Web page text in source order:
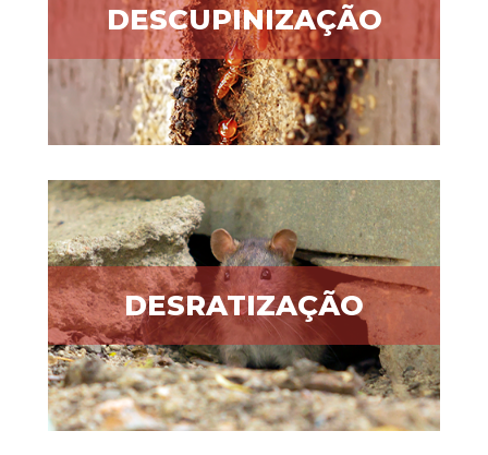
DESCUPINIZAÇÃO
DESRATIZAÇÃO